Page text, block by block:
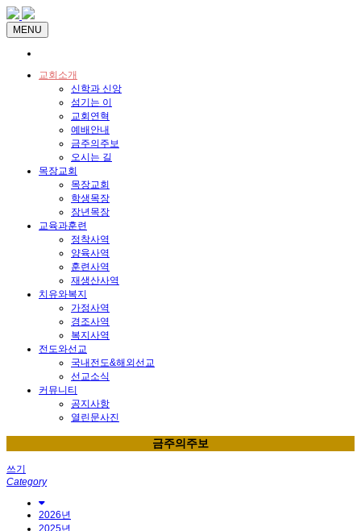
MENU
교회소개
신학과 신앙
섬기는 이
교회연혁
예배안내
금주의주보
오시는 길
목장교회
목장교회
학생목장
장년목장
교육과훈련
정착사역
양육사역
훈련사역
재생산사역
치유와복지
가정사역
경조사역
복지사역
전도와선교
국내전도&해외선교
선교소식
커뮤니티
공지사항
열린문사진
금주의주보
쓰기
Category
2026년
2025년